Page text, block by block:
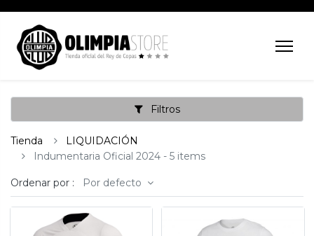
Filtros
Tienda
LIQUIDACIÓN
Indumentaria Oficial 2024 - 5 items
Ordenar por : Por defecto